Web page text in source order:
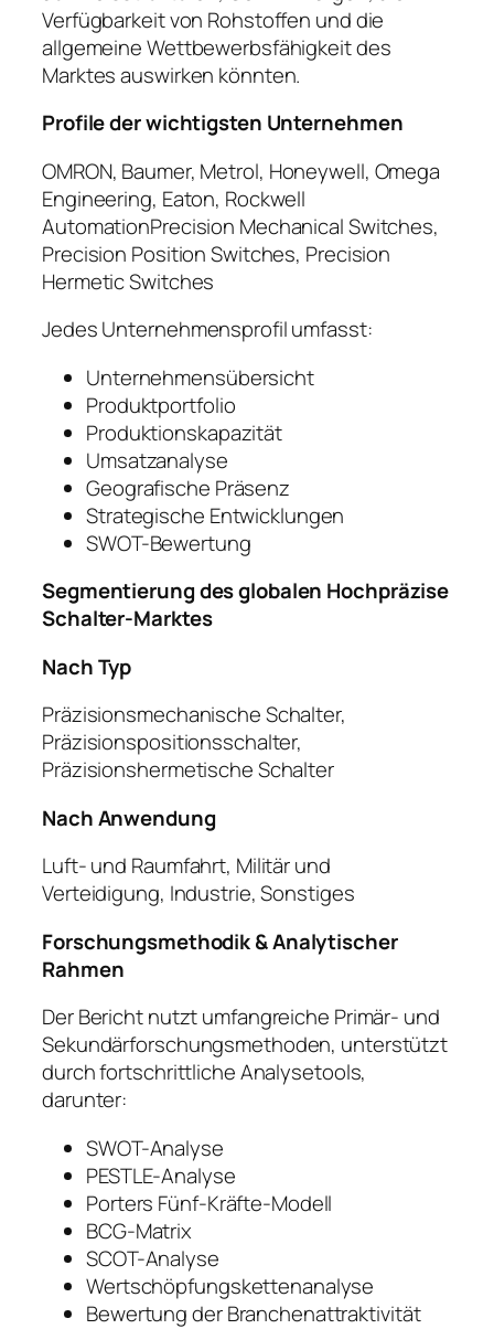
Verfügbarkeit von Rohstoffen und die
allgemeine Wettbewerbsfähigkeit des
Marktes auswirken könnten.
Profile der wichtigsten Unternehmen
OMRON, Baumer, Metrol, Honeywell, Omega
Engineering, Eaton, Rockwell
AutomationPrecision Mechanical Switches,
Precision Position Switches, Precision
Hermetic Switches
Jedes Unternehmensprofil umfasst:
Unternehmensübersicht
Produktportfolio
Produktionskapazität
Umsatzanalyse
Geografische Präsenz
Strategische Entwicklungen
SWOT-Bewertung
Segmentierung des globalen Hochpräzise
Schalter-Marktes
Nach Typ
Präzisionsmechanische Schalter,
Präzisionspositionsschalter,
Präzisionshermetische Schalter
Nach Anwendung
Luft- und Raumfahrt, Militär und
Verteidigung, Industrie, Sonstiges
Forschungsmethodik & Analytischer
Rahmen
Der Bericht nutzt umfangreiche Primär- und
Sekundärforschungsmethoden, unterstützt
durch fortschrittliche Analysetools,
darunter:
SWOT-Analyse
PESTLE-Analyse
Porters Fünf-Kräfte-Modell
BCG-Matrix
SCOT-Analyse
Wertschöpfungskettenanalyse
Bewertung der Branchenattraktivität